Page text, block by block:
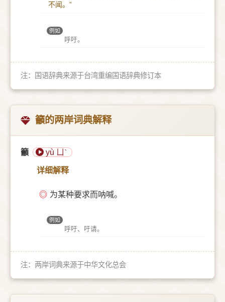
不闻。”
例如
呼吁。
注：国语辞典来源于台湾重编国语辞典修订本
籲的两岸词典解释
籲 yù ㄩˋ
详细解释
◎ 为某种要求而呐喊。
例如
呼吁、吁请。
注：两岸词典来源于中华文化总会